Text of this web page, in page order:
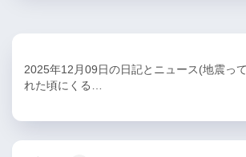
2025年12月09日の日記とニュース(地震っ
れた頃にくる…